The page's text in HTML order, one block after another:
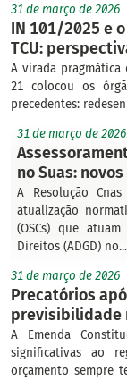
31 de março de 2026
IN 101/2025 e
TCU:
A virada
21 colocou os
precedentes:
31 de março de 2026
no Suas:
A Resolução
atualização
(OSCs) que
Direitos (ADGD) no...
31 de março de 2026
Precatórios
previsibilidade
A Emenda
significativas ao
orçamento sempre